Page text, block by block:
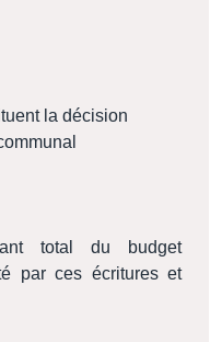
la décision
total du budget
par ces écritures et